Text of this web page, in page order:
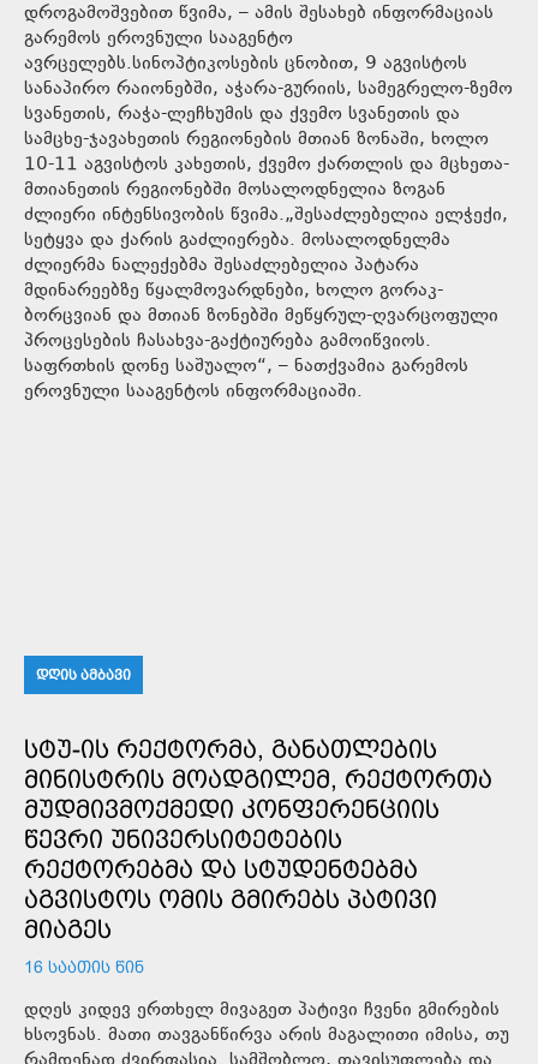
დროგამოშვებით წვიმა, – ამის შესახებ ინფორმაციას
გარემოს ეროვნული სააგენტო
ავრცელებს.სინოპტიკოსების ცნობით, 9 აგვისტოს
სანაპირო რაიონებში, აჭარა-გურიის, სამეგრელო-ზემო
სვანეთის, რაჭა-ლეჩხუმის და ქვემო სვანეთის და
სამცხე-ჯავახეთის რეგიონების მთიან ზონაში, ხოლო
10-11 აგვისტოს კახეთის, ქვემო ქართლის და მცხეთა-
მთიანეთის რეგიონებში მოსალოდნელია ზოგან
ძლიერი ინტენსივობის წვიმა.„შესაძლებელია ელჭექი,
სეტყვა და ქარის გაძლიერება. მოსალოდნელმა
ძლიერმა ნალექებმა შესაძლებელია პატარა
მდინარეებზე წყალმოვარდნები, ხოლო გორაკ-
ბორცვიან და მთიან ზონებში მეწყრულ-ღვარცოფული
პროცესების ჩასახვა-გაქტიურება გამოიწვიოს.
საფრთხის დონე საშუალო“, – ნათქვამია გარემოს
ეროვნული სააგენტოს ინფორმაციაში.
ᲓᲦᲘᲡ ᲐᲛᲑᲐᲕᲘ
ᲡᲢᲣ-ᲘᲡ ᲠᲔᲥᲢᲝᲠᲛᲐ, ᲒᲐᲜᲐᲗᲚᲔᲑᲘᲡ
ᲛᲘᲜᲘᲡᲢᲠᲘᲡ ᲛᲝᲐᲓᲒᲘᲚᲔᲛ, ᲠᲔᲥᲢᲝᲠᲗᲐ
ᲛᲣᲓᲛᲘᲕᲛᲝᲥᲛᲔᲓᲘ ᲙᲝᲜᲤᲔᲠᲔᲜᲪᲘᲘᲡ
ᲬᲔᲕᲠᲘ ᲣᲜᲘᲕᲔᲠᲡᲘᲢᲔᲢᲔᲑᲘᲡ
ᲠᲔᲥᲢᲝᲠᲔᲑᲛᲐ ᲓᲐ ᲡᲢᲣᲓᲔᲜᲢᲔᲑᲛᲐ
ᲐᲒᲕᲘᲡᲢᲝᲡ ᲝᲛᲘᲡ ᲒᲛᲘᲠᲔᲑᲡ ᲞᲐᲢᲘᲕᲘ
ᲛᲘᲐᲒᲔᲡ
16 ᲡᲐᲐᲗᲘᲡ ᲬᲘᲜ
დღეს კიდევ ერთხელ მივაგეთ პატივი ჩვენი გმირების
ხსოვნას. მათი თავგანწირვა არის მაგალითი იმისა, თუ